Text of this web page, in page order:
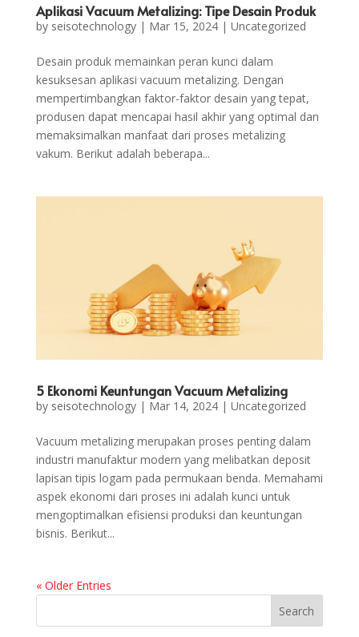
Aplikasi Vacuum Metalizing: Tipe Desain Produk
by seisotechnology| Mar 15, 2024| Uncategorized
Desain produk memainkan peran kunci dalam
kesuksesan aplikasi vacuum metalizing. Dengan
mempertimbangkan faktor-faktor desain yang tepat,
produsen dapat mencapai hasil akhir yang optimal dan
memaksimalkan manfaat dari proses metalizing
vakum. Berikut adalah beberapa...
5 Ekonomi Keuntungan Vacuum Metalizing
by seisotechnology| Mar 14, 2024| Uncategorized
Vacuum metalizing merupakan proses penting dalam
industri manufaktur modern yang melibatkan deposit
lapisan tipis logam pada permukaan benda. Memahami
aspek ekonomi dari proses ini adalah kunci untuk
mengoptimalkan efisiensi produksi dan keuntungan
bisnis. Berikut...
« Older Entries
Search